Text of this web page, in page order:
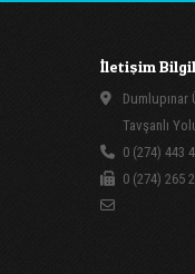
İletişim
Dumlupınar
Tavşanlı
0 (274) 443
0 (274) 265